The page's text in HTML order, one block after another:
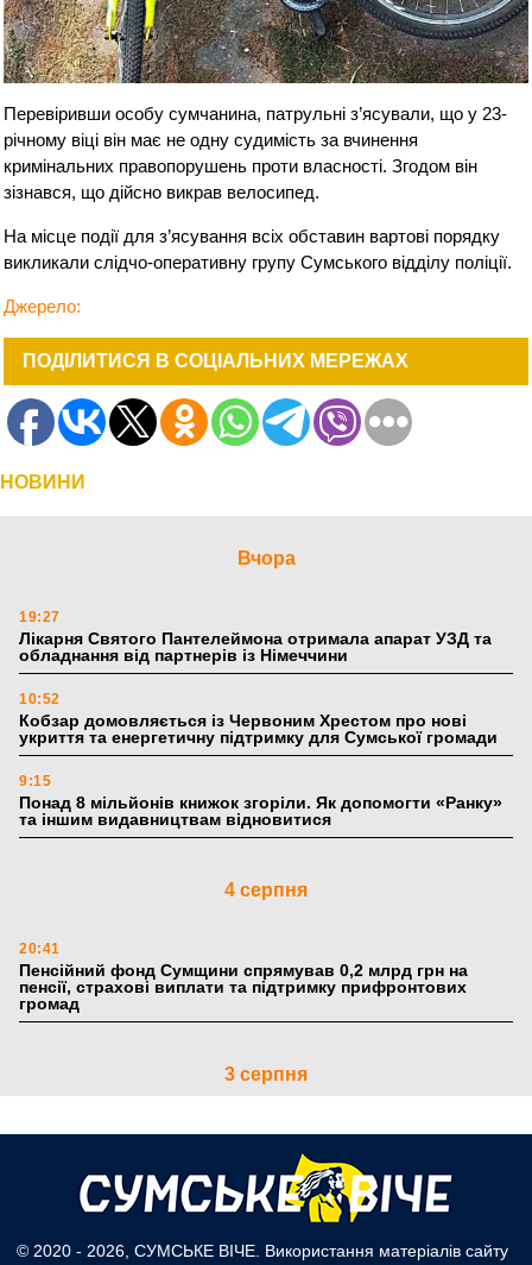
Перевіривши особу сумчанина, патрульні з’ясували, що у 23-
річному віці він має не одну судимість за вчинення
кримінальних правопорушень проти власності. Згодом він
зізнався, що дійсно викрав велосипед.
На місце події для з’ясування всіх обставин вартові порядку
викликали слідчо-оперативну групу Сумського відділу поліції.
Джерело:
ПОДІЛИТИСЯ В СОЦІАЛЬНИХ МЕРЕЖАХ
НОВИНИ
Вчора
19:27
Лікарня Святого Пантелеймона отримала апарат УЗД та
обладнання від партнерів із Німеччини
10:52
Кобзар домовляється із Червоним Хрестом про нові
укриття та енергетичну підтримку для Сумської громади
9:15
Понад 8 мільйонів книжок згоріли. Як допомогти «Ранку»
та іншим видавництвам відновитися
4 серпня
20:41
Пенсійний фонд Сумщини спрямував 0,2 млрд грн на
пенсії, страхові виплати та підтримку прифронтових
громад
3 серпня
18:53
Романько розширює програму відпочинку дітей із
прифронтової Сумщини: перша група оздоровилася в
Австрії
Ніколаєнко: у Сумах погодили 115 компенсацій на
© 2020 - 2026, СУМСЬКЕ ВІЧЕ. Використання матеріалів сайту